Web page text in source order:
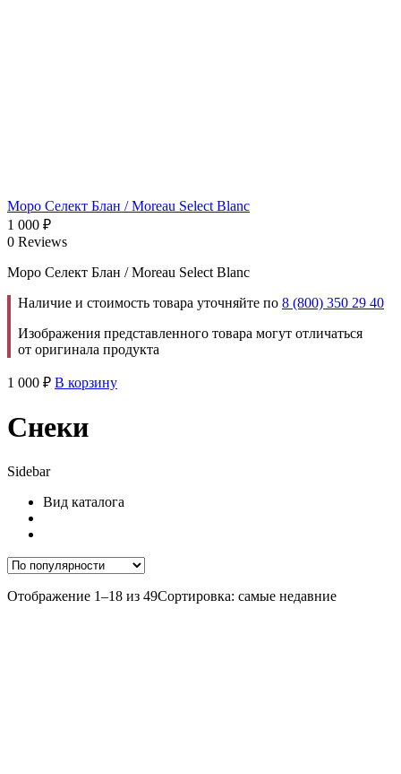
Моро Селект Блан / Moreau Select Blanc
1 000 ₽
0 Reviews
Моро Селект Блан / Moreau Select Blanc
Наличие и стоимость товара уточняйте по 8 (800) 350 29 40
Изображения представленного товара могут отличаться
от оригинала продукта
1 000 ₽ В корзину
Снеки
Sidebar
Вид каталога
Отображение 1–18 из 49Сортировка: самые недавние